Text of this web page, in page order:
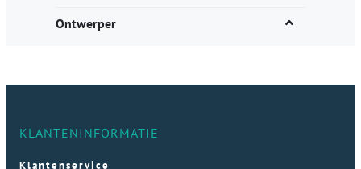
Ontwerper
KLANTENINFORMATIE
Klantenservice